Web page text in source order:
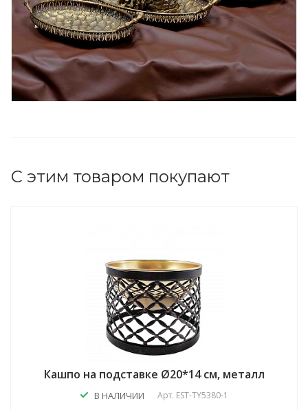
С этим товаром покупают
Кашпо на подставке Ø20*14 см, металл
В НАЛИЧИИ Арт. EST-TY5380-1